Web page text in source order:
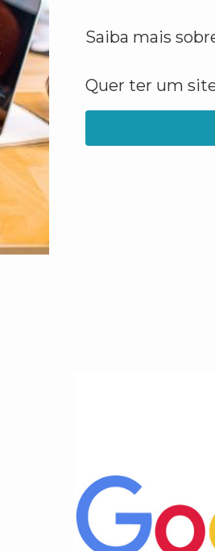
Saiba mais
Quer ter um